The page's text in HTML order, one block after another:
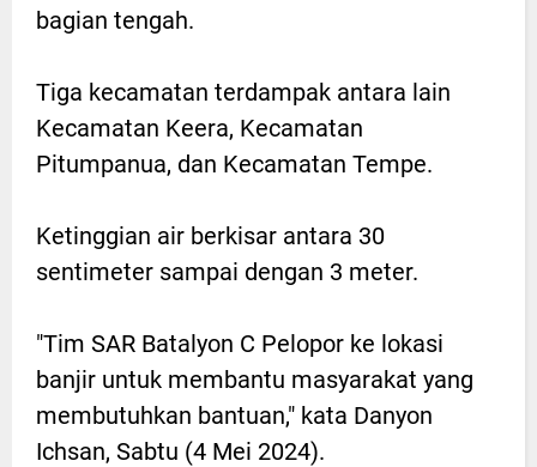
bagian tengah.
Tiga kecamatan terdampak antara lain
Kecamatan Keera, Kecamatan
Pitumpanua, dan Kecamatan Tempe.
Ketinggian air berkisar antara 30
sentimeter sampai dengan 3 meter.
"Tim SAR Batalyon C Pelopor ke lokasi
banjir untuk membantu masyarakat yang
membutuhkan bantuan," kata Danyon
Ichsan, Sabtu (4 Mei 2024).